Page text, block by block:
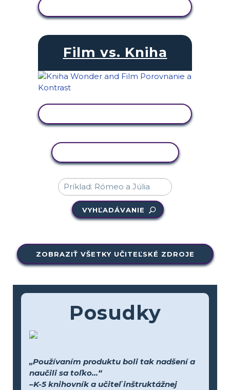
Film vs. Kniha
VYHĽADÁVANIE
ZOBRAZIŤ VŠETKY UČITEĽSKÉ ZDROJE
Posudky
„Používaním produktu boli tak nadšení a
naučili sa toľko...“
–K-5 knihovník a učiteľ inštruktážnej